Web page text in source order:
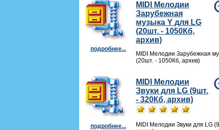
подробнее...
MIDI Мелодии
Зарубежная
музыка Y для LG
(20шт. - 1050Кб,
архив)
MIDI Мелодии Зарубежная
(20шт. - 1050Кб, архив)
подробнее...
MIDI Мелодии
Звуки для LG (9шт.
- 320Кб, архив)
MIDI Мелодии Звуки для LG